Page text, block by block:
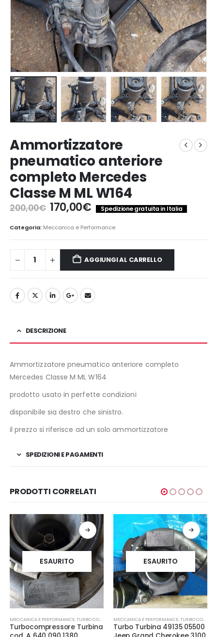
Ammortizzatore
pneumatico anteriore
completo Mercedes
Classe M ML W164
200,00€ Il
prezzo
originale
era:
200,00€.
170,00€Il
prezzo
attuale
è:
170,00€.
Spedizione gratuita in Italia
Categoria: Meccanica e Performance
AGGIUNGI AL CARRELLO
DESCRIZIONE
Ammortizzatore pneumatico anteriore completo
Mercedes Classe M ML W164
prodotto usato in perfette condizioni
disponibile sia destro che sinistro.
il prezzo si riferisce ad un solo ammortizzatore
SPEDIZIONI E PAGAMENTI
PRODOTTI CORRELATI
ESAURITO
MECCANICA E PERFORMANCE,TURBO COMPRESSORE- TURBINA
Turbocompressore Turbina
ESAURITO
MECCANICA E PERFORMANCE,TURBO COMPRESSORE- TURBINA
Turbo Turbina 49135 05500